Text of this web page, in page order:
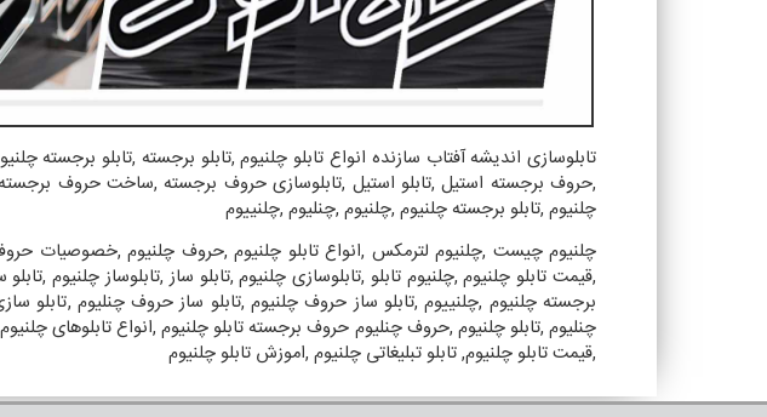
تابلوسازی اندیشه آفتاب سازنده انواع تابلو چلنیوم ,تابلو برجسته ,تابلو برجسته
,حروف برجسته استیل ,تابلو استیل ,تابلوسازی حروف برجسته ,ساخت حروف
چلنیوم ,تابلو برجسته چلنیوم ,چلنیوم ,چنلیوم ,چلنییوم
چلنیوم چیست ,چلنیوم لترمکس ,انواع تابلو چلنیوم ,حروف چلنیوم ,خصوصیات
,قيمت تابلو چلنيوم ,چلنیوم تابلو ,تابلوسازی چلنیوم ,تابلو ساز ,تابلوساز چلنیوم ,
برجسته چلنیوم ,چلنییوم ,تابلو ساز حروف چلنیوم ,تابلو ساز حروف چنلیوم ,تابلو
چنلیوم ,تابلو چلنیوم ,حروف چنلیوم حروف برجسته تابلو چلنیوم ,انواع تابلوهای چلنیوم
,قیمت تابلو چلنیوم,تابلو تبلیغاتی چلنیوم ,اموزش تابلو چلنیوم